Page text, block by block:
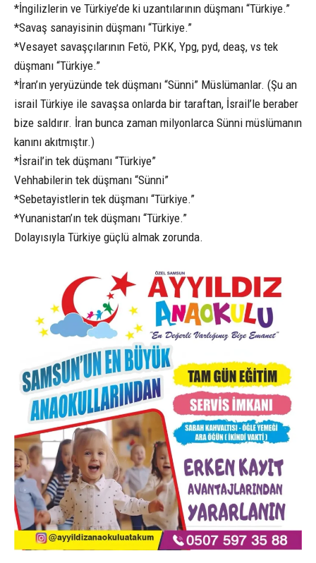
*İngilizlerin ve Türkiye’de ki uzantılarının düşmanı “Türkiye.”
*Savaş sanayisinin düşmanı “Türkiye.”
*Vesayet savaşçılarının Fetö, PKK, Ypg, pyd, deaş, vs tek
düşmanı “Türkiye.”
*İran’ın yeryüzünde tek düşmanı “Sünni” Müslümanlar. (Şu an
israil Türkiye ile savaşsa onlarda bir taraftan, İsrail’le beraber
bize saldırır. İran bunca zaman milyonlarca Sünni müslümanın
kanını akıtmıştır.)
*İsrail’in tek düşmanı “Türkiye”
Vehhabilerin tek düşmanı “Sünni”
*Sebetayistlerin tek düşmanı “Türkiye.”
*Yunanistan’ın tek düşmanı “Türkiye.”
Dolayısıyla Türkiye güçlü almak zorunda.